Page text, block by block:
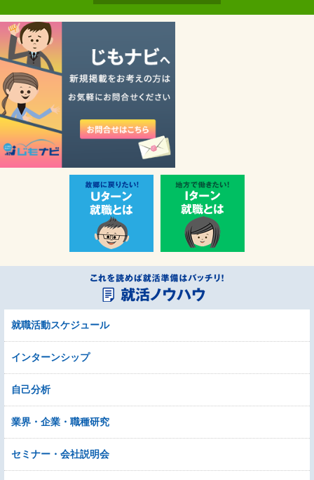
就職活動スケジュール
インターンシップ
自己分析
業界・企業・職種研究
セミナー・会社説明会